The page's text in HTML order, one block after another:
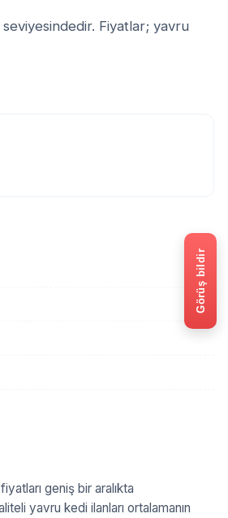
seviyesindedir. Fiyatlar; yavru
geniş bir aralıkta
yavru kedi ilanları ortalamanın
Görüş bildir